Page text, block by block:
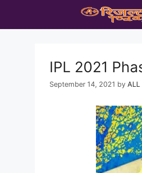
content
IPL 2021
September 14, 2021 by ALL